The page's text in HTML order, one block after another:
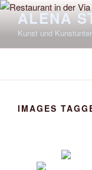
Zum
Inhalt
springen
ALENA
Kunst und
IMAGES